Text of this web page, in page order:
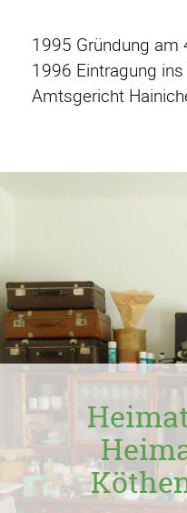
1995 Gründung am
1996 Eintragung
Amtsgericht